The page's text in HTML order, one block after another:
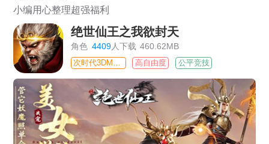
小编用心整理超强福利
绝世仙王之我欲封天
角色 4409人下载 460.62MB
高自由度 公平竞技